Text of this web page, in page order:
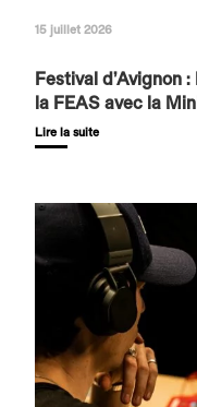
15 juillet 2026
Festival d’Avignon
la FEAS avec la
Lire la suite